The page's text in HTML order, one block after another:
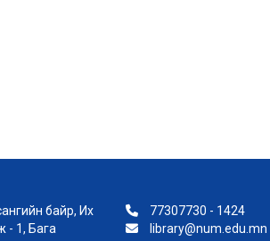
байр, Их
- 1, Бага
77307730 - 1424
library@num.edu.mn